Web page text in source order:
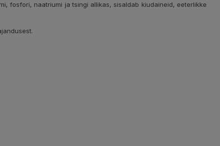
fosfori, naatriumi ja tsingi allikas, sisaldab kiudaineid, eeterlikke